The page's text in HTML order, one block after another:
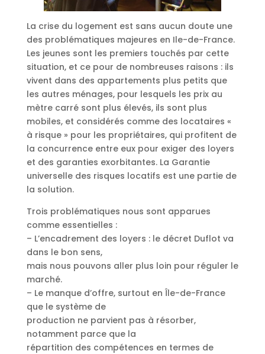
La crise du logement est sans aucun doute une
des problématiques majeures en Ile-de-France.
Les jeunes sont les premiers touchés par cette
situation, et ce pour de nombreuses raisons : ils
vivent dans des appartements plus petits que
les autres ménages, pour lesquels les prix au
mètre carré sont plus élevés, ils sont plus
mobiles, et considérés comme des locataires «
à risque » pour les propriétaires, qui profitent de
la concurrence entre eux pour exiger des loyers
et des garanties exorbitantes. La Garantie
universelle des risques locatifs est une partie de
la solution.
Trois problématiques nous sont apparues
comme essentielles :
– L’encadrement des loyers : le décret Duflot va
dans le bon sens,
mais nous pouvons aller plus loin pour réguler le
marché.
– Le manque d’offre, surtout en Île-de-France
que le système de
production ne parvient pas à résorber,
notamment parce que la
répartition des compétences en termes de